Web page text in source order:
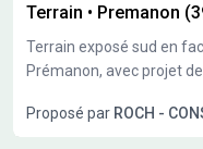
Terrain • Premanon
Terrain exposé sud en
Prémanon, avec projet
Proposé par ROCH -